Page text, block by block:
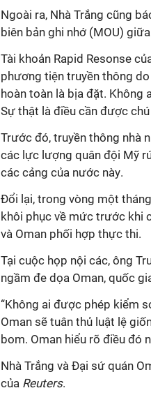
Ngoài ra, Nhà Trắng cũng
biên bản ghi nhớ (MOU)
Tài khoản Rapid Resonse
phương tiện truyền thông
hoàn toàn là bịa đặt. Không
Sự thật là điều cần được chú
Trước đó, truyền thông nhà
các lực lượng quân đội Mỹ
các cảng của nước này.
Đổi lại, trong vòng một
khôi phục về mức trước khi
và Oman phối hợp thực thi.
Tại cuộc họp nội các, ông
ngầm đe dọa Oman, quốc
“Không ai được phép kiểm
Oman sẽ tuân thủ luật lệ
bom. Oman hiểu rõ điều đó
Nhà Trắng và Đại sứ quán
của Reuters.